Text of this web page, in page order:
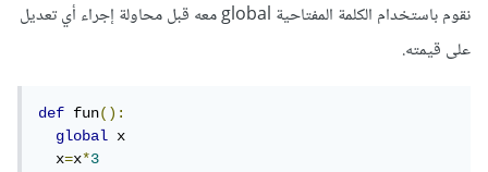
نقوم باستخدام الكلمة المفتاحية global معه قبل محاولة إجراء أي تعديل
على قيمته.
def fun():
global x
  x
=x*3